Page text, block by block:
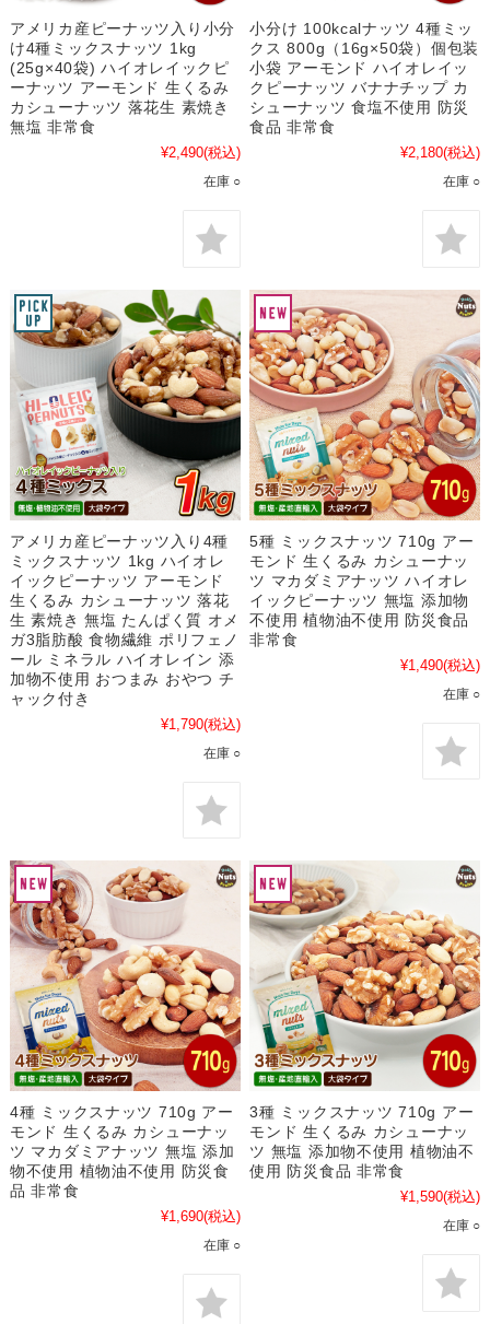
アメリカ産ピーナッツ入り小分
け4種ミックスナッツ 1kg
(25g×40袋) ハイオレイックピ
ーナッツ アーモンド 生くるみ
カシューナッツ 落花生 素焼き
無塩 非常食
¥2,490(税込)
在庫 ○
小分け 100kcalナッツ 4種ミッ
クス 800g（16g×50袋）個包装
小袋 アーモンド ハイオレイッ
クピーナッツ バナナチップ カ
シューナッツ 食塩不使用 防災
食品 非常食
¥2,180(税込)
在庫 ○
アメリカ産ピーナッツ入り4種
ミックスナッツ 1kg ハイオレ
イックピーナッツ アーモンド
生くるみ カシューナッツ 落花
生 素焼き 無塩 たんぱく質 オメ
ガ3脂肪酸 食物繊維 ポリフェノ
ール ミネラル ハイオレイン 添
加物不使用 おつまみ おやつ チ
ャック付き
¥1,790(税込)
在庫 ○
5種 ミックスナッツ 710g アー
モンド 生くるみ カシューナッ
ツ マカダミアナッツ ハイオレ
イックピーナッツ 無塩 添加物
不使用 植物油不使用 防災食品
非常食
¥1,490(税込)
在庫 ○
4種 ミックスナッツ 710g アー
モンド 生くるみ カシューナッ
ツ マカダミアナッツ 無塩 添加
物不使用 植物油不使用 防災食
品 非常食
¥1,690(税込)
在庫 ○
3種 ミックスナッツ 710g アー
モンド 生くるみ カシューナッ
ツ 無塩 添加物不使用 植物油不
使用 防災食品 非常食
¥1,590(税込)
在庫 ○